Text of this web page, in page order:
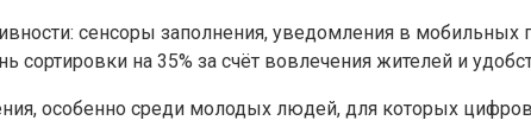
сенсоры заполнения, уведомления в
на 35% за счёт вовлечения жителей и
особенно среди молодых людей, для которых